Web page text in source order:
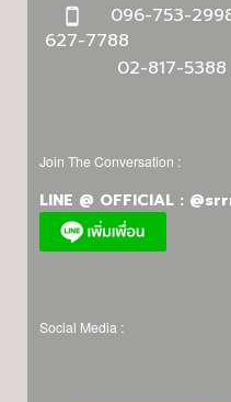
096-753-
627-7788
02-817-5388
Join The Conversation :
LINE @ OFFICIAL :
Social Media :